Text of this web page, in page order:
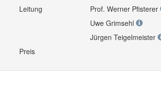
Leitung
Prof. Werner Pfisterer
Uwe Grimsehl
Jürgen Teigelmeister
Preis